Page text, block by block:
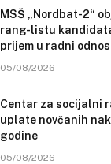
MSŠ „Nordbat-2“
rang-listu
prijem u radni odnos
05/08/2026
Centar za socijalni
uplate novčanih
godine
05/08/2026